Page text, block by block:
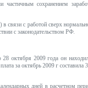
сохранением
связи с работой сверх
с законодательством РФ.
октября 2009 года он
за октябрь 2009 г
дней в расчетном